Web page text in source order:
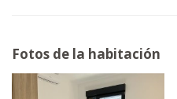
Fotos de la habitación